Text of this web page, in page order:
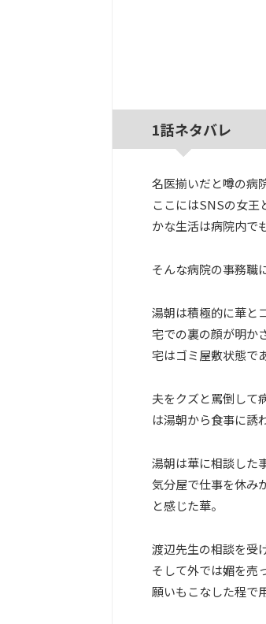
1話ネタバレ
名医揃いだと噂の病
ここにはSNSの女王
かな生活は病院内で
そんな病院の事務職
湯朝は積極的に華と
宅での裏の顔が明か
宅はゴミ屋敷状態で
夫をクズと罵倒して
は湯朝から食事に誘
湯朝は華に相談した
気分屋で仕事を休み
と感じた華。
渡辺先生の相談を受
そして外では媚を売
願いもこなした程で